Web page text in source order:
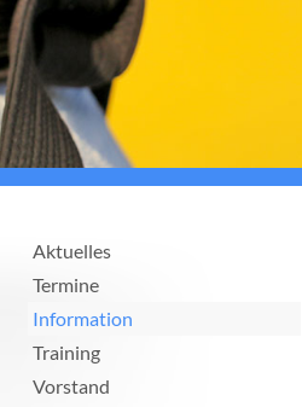
Aktuelles
Termine
Information
Training
Vorstand